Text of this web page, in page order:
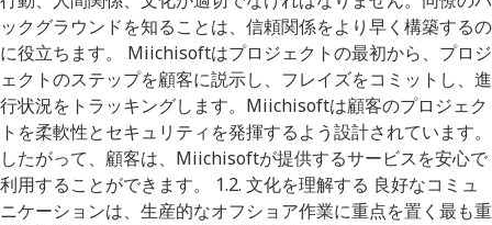
ックグラウンドを知ることは、信頼関係をより早く構築するの
に役立ちます。 Miichisoftはプロジェクトの最初から、プロジ
ェクトのステップを顧客に説示し、フレイズをコミットし、進
行状況をトラッキングします。Miichisoftは顧客のプロジェク
トを柔軟性とセキュリティを発揮するよう設計されています。
したがって、顧客は、Miichisoftが提供するサービスを安心で
利用することができます。 1.2. 文化を理解する 良好なコミュ
ニケーションは、生産的なオフショア作業に重点を置く最も重